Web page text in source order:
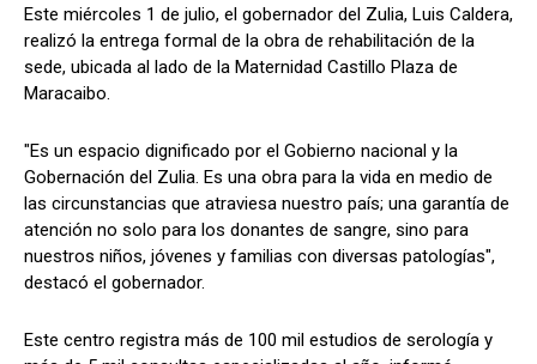
Este miércoles 1 de julio, el gobernador del Zulia, Luis Caldera,
realizó la entrega formal de la obra de rehabilitación de la
sede, ubicada al lado de la Maternidad Castillo Plaza de
Maracaibo.
"Es un espacio dignificado por el Gobierno nacional y la
Gobernación del Zulia. Es una obra para la vida en medio de
las circunstancias que atraviesa nuestro país; una garantía de
atención no solo para los donantes de sangre, sino para
nuestros niños, jóvenes y familias con diversas patologías",
destacó el gobernador.
Este centro registra más de 100 mil estudios de serología y